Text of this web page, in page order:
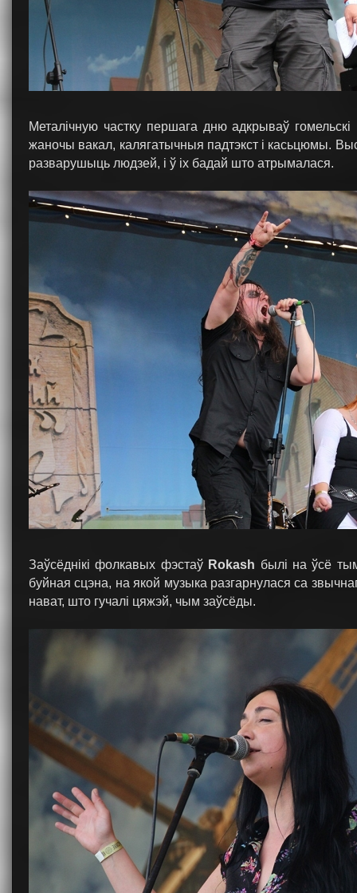
Металічную частку першага дню адкрываў гомельскі
жаночы вакал, калягатычныя падтэкст і касьцюмы.
разварушыць людзей, і ў іх бадай што атрымалася.
Заўсёднікі фолкавых фэстаў Rokash былі на ўсё
буйная сцэна, на якой музыка разгарнулася са
нават, што гучалі цяжэй, чым заўсёды.